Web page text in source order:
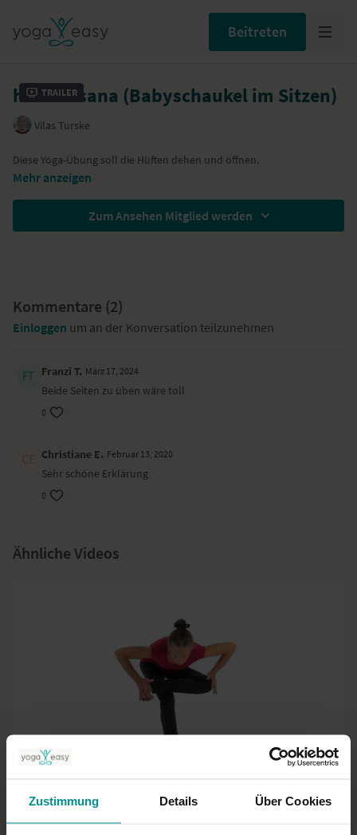
Zustimmung Details Über Cookies
Beitreten
Trailer
hindolasana (Babyschaukel im Sitzen)
Vilas Turske
Diese Yoga-Übung soll die Hüften dehen und öffnen.
Mehr anzeigen
Zum Ansehen Mitglied werden
Kommentare (2)
Einloggen um an der Konversation teilzunehmen
Franzi T. März 17, 2024
Beide Seiten zu üben wäre toll
0
Christiane E. Februar 13, 2020
Sehr schöne Erklärung
0
Ähnliche Videos
03:42
eka pada hindolasana (Schaukelstellung auf einem Bein)